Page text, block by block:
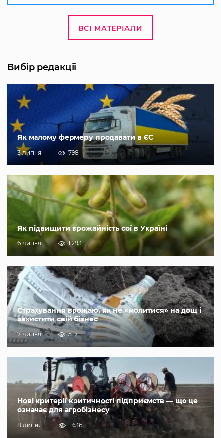
ВСІ МАТЕРІАЛИ
Вибір редакції
Як малому фермеру продавати в ЄС
3 липня 798
Як підвищити врожайність сої в Україні
6 липня 1 293
Страхування врожаю, як не «молитися» на дощ і
захистити свій бізнес
7 липня 519
Нові критерії критичності підприємств — що це
означає для агробізнесу
8 липня 1 636